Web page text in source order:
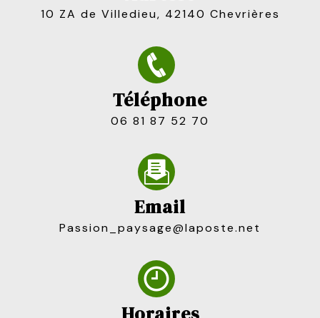
10 ZA de Villedieu, 42140 Chevrières
Téléphone
06 81 87 52 70
Email
passion_paysage@laposte.net